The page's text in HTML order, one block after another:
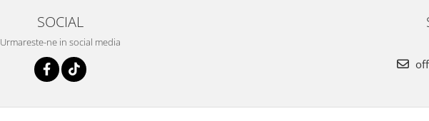
SOCIAL
Urmareste-ne in social media